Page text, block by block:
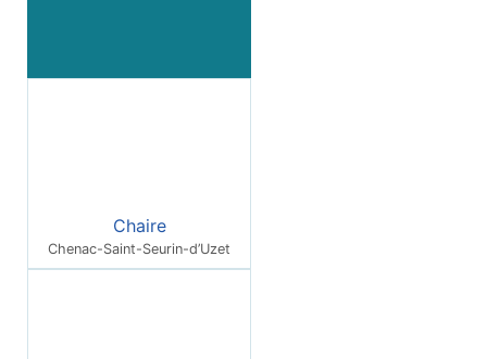
Chaire
Chenac-Saint-Seurin-d’Uzet